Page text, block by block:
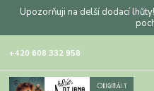
Upozorňuji na delší dodací
+420 608 332 958